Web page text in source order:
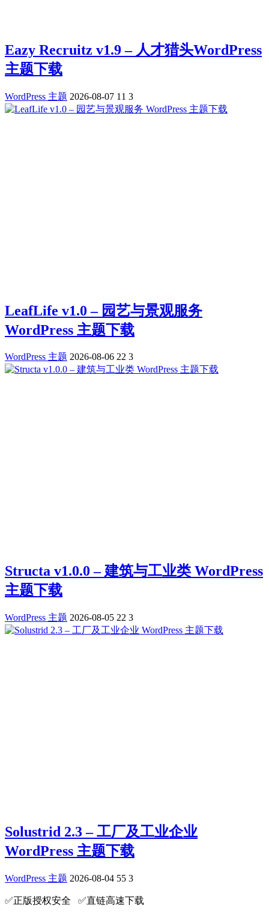
Eazy Recruitz v1.9 – 人才猎头WordPress
主题下载
WordPress 主题 2026-08-07 11 3
LeafLife v1.0 – 园艺与景观服务
WordPress 主题下载
WordPress 主题 2026-08-06 22 3
Structa v1.0.0 – 建筑与工业类 WordPress
主题下载
WordPress 主题 2026-08-05 22 3
Solustrid 2.3 – 工厂及工业企业
WordPress 主题下载
WordPress 主题 2026-08-04 55 3
✅️正版授权安全 ✅️直链高速下载